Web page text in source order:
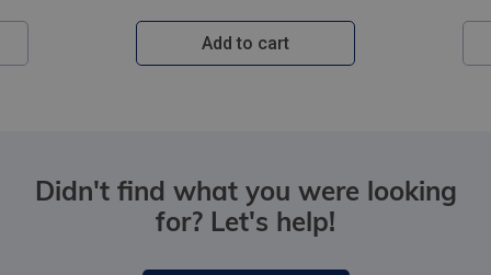
Add to cart
Didn't find what you were looking
for? Let's help!